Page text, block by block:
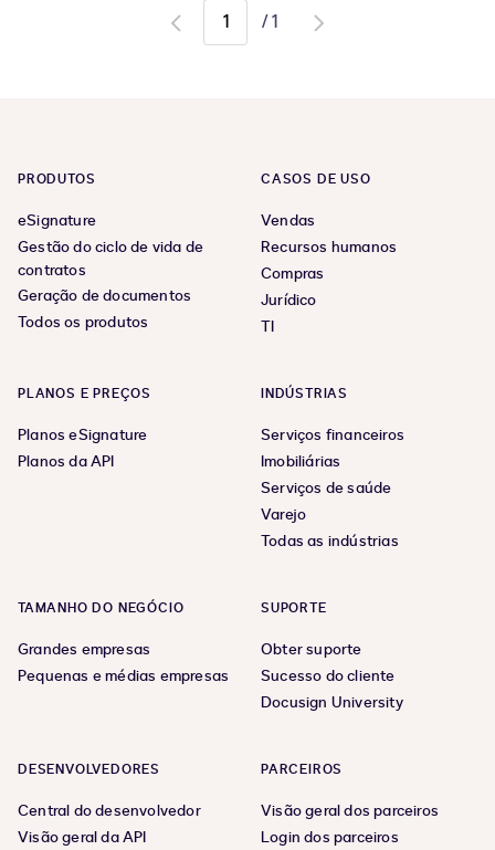
Go
/1
Go
PRODUTOS
eSignature
Gestão do ciclo de vida de
contratos
Geração de documentos
Todos os produtos
CASOS DE USO
Vendas
Recursos humanos
Compras
Jurídico
TI
PLANOS E PREÇOS
Planos eSignature
Planos da API
INDÚSTRIAS
Serviços financeiros
Imobiliárias
Serviços de saúde
Varejo
Todas as indústrias
TAMANHO DO NEGÓCIO
Grandes empresas
Pequenas e médias empresas
SUPORTE
Obter suporte
Sucesso do cliente
Docusign University
DESENVOLVEDORES
Central do desenvolvedor
Visão geral da API
PARCEIROS
Visão geral dos parceiros
Login dos parceiros